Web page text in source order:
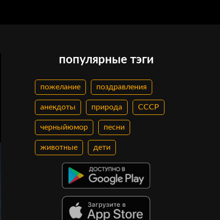
популярные тэги
пожелание поздравления
анекдоты природа СССР
черныйюмор песни
животные дети